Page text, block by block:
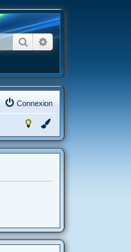
RechercherRecherche avancée
Connexion